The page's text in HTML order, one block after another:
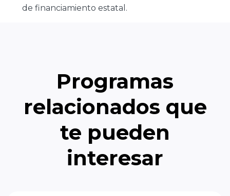
de financiamiento estatal.
Programas
relacionados que
te pueden
interesar